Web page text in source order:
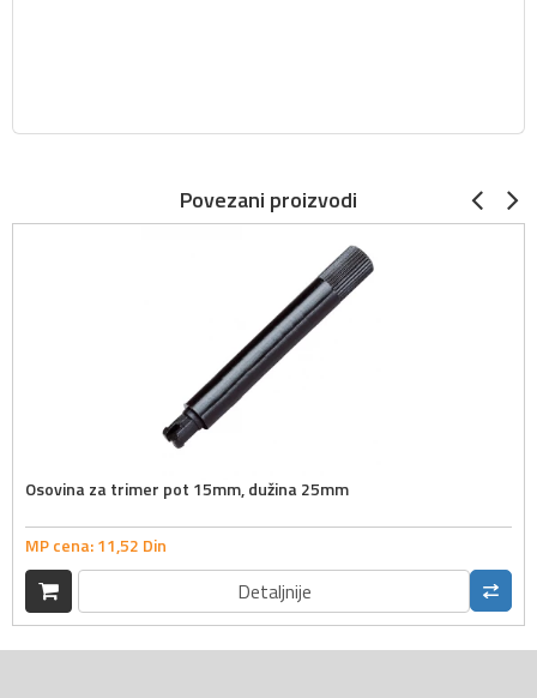
Povezani proizvodi
Osovina za trimer pot 15mm, dužina 25mm
MP cena:11,52 Din
Detaljnije